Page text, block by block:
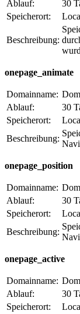
Ablauf:
30
Speicherort:
Beschreibung:
onepage_animate
Domainname:
Ablauf:
30
Speicherort:
Beschreibung:
onepage_position
Domainname:
Ablauf:
30
Speicherort:
Beschreibung:
onepage_active
Domainname:
Ablauf:
30
Speicherort: